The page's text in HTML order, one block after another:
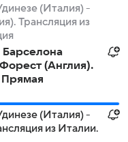
(Италия) -
Трансляция из
Барселона
(Англия).
Прямая
(Италия) -
из Италии.